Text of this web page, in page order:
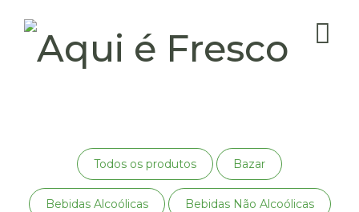
Todos os produtos Bazar
Bebidas Alcoólicas Bebidas Não Alcoólicas